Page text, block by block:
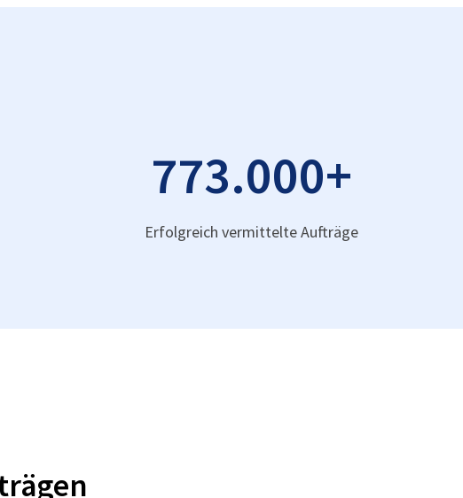
773.000+
Erfolgreich vermittelte Aufträge